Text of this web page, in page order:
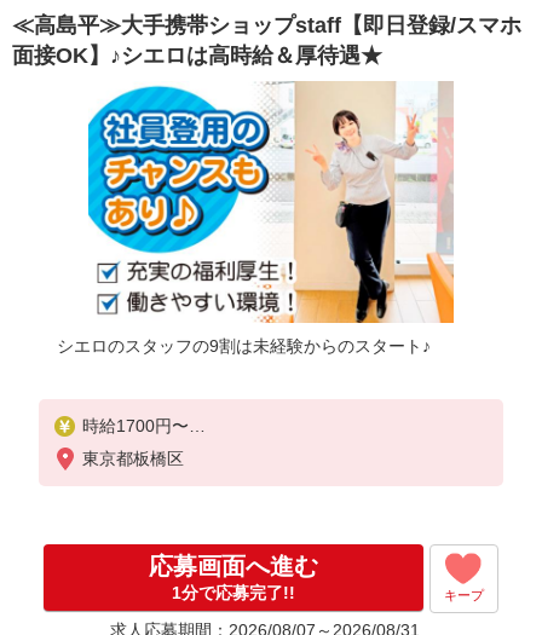
≪高島平≫大手携帯ショップstaff【即日登録/スマホ
面接OK】♪シエロは高時給＆厚待遇★
シエロのスタッフの9割は未経験からのスタート♪
時給1700円〜
※残業代支給
★交通費別途支給（規定あり）
入社祝い金10万円支給(規定有)
お友達を紹介頂くと,
インセンティブ支給(規定有)
東京都板橋区
応募画面へ進む
1分で応募完了!! キープ
求人応募期間：2026/08/07～2026/08/31